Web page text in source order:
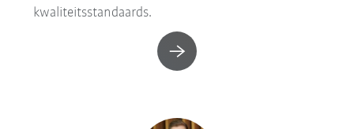
kwaliteitsstandaards.